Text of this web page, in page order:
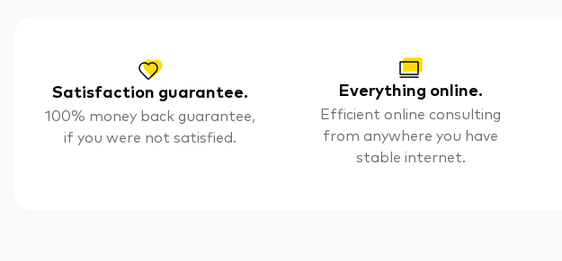
Satisfaction guarantee.
100% money back guarantee,
if you were not satisfied.
Everything online.
Efficient online consulting
from anywhere you have
stable internet.